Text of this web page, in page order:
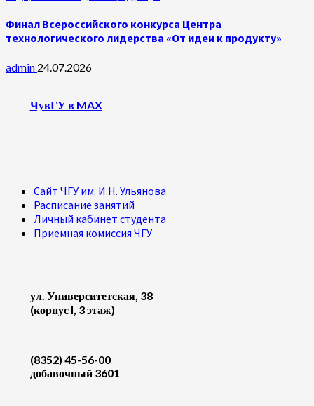
Финал Всероссийского конкурса Центра
технологического лидерства «От идеи к продукту»
admin 24.07.2026
ЧувГУ в MAX
Сайт ЧГУ им. И.Н. Ульянова
Расписание занятий
Личный кабинет студента
Приемная комиссия ЧГУ
ул. Университетская, 38
(корпус I, 3 этаж)
(8352) 45-56-00
добавочный 3601